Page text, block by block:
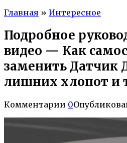
Главная » Интересное
Подробное
видео — Как
заменить Датчик
лишних хлопот и
Комментарии 0